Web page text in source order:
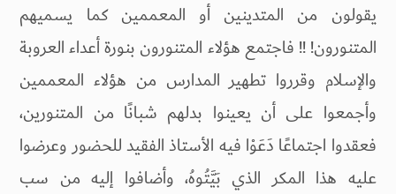
يقولون من المتدينين أو المعممين كما يسميهم
المتنورون! !! فاجتمع هؤلاء المتنورون بنورة أعداء العروبة
والإسلام وقرروا تطهير المدارس من هؤلاء المعممين
وأجمعوا على أن يعينوا بدلهم شبانًا من المتنورين،
فعقدوا اجتماعًا دَعَوْا فيه الأستاذ الفقيد للحضور وعرضوا
عليه هذا المكر الذي بَيَّتُوهُ، وأضافوا إليه من سب